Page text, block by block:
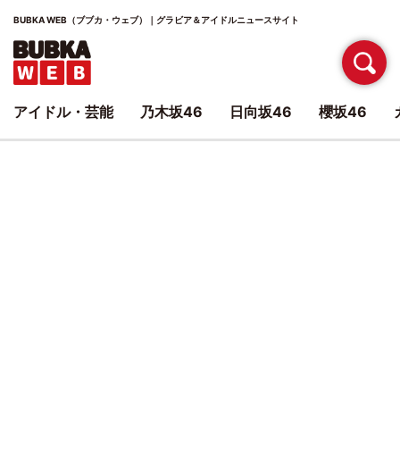
BUBKA WEB（ブブカ・ウェブ）｜グラビア＆アイドルニュースサイト
アイドル・芸能 乃木坂46 日向坂46 櫻坂46